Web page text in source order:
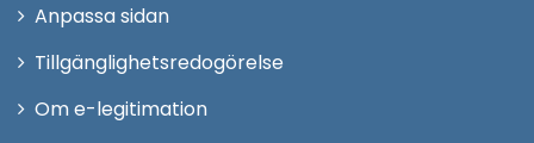
Anpassa sidan
Tillgänglighetsredogörelse
Om e-legitimation